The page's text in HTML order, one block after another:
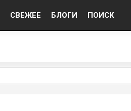
СВЕЖЕЕ БЛОГИ ПОИСК